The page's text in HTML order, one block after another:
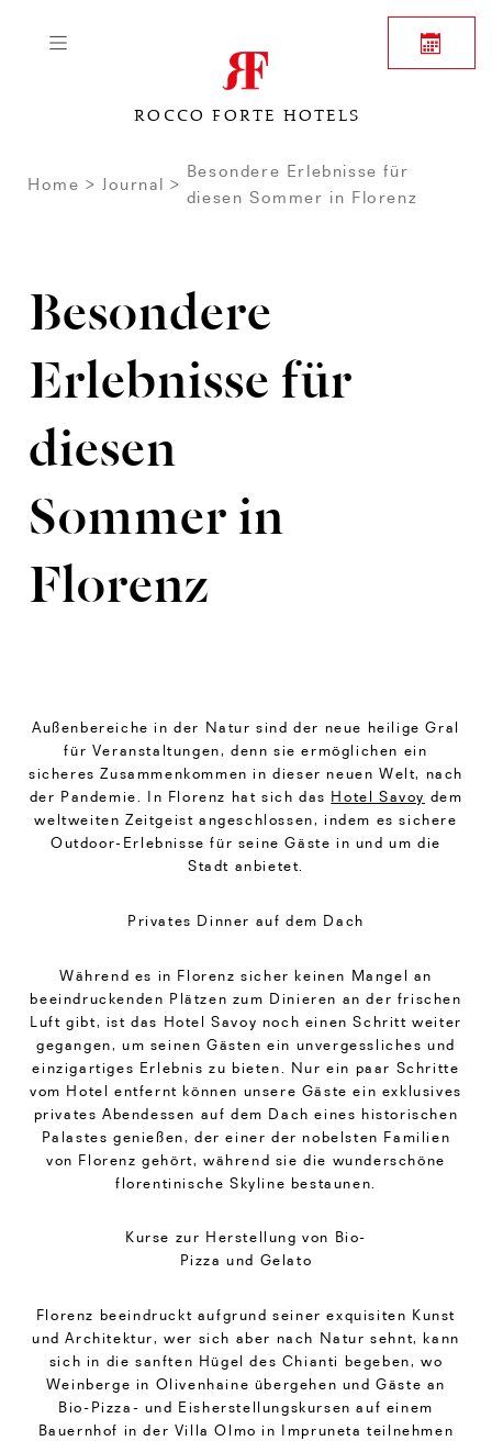
ROCCO FORTE HOTELS
Home Journal
Besondere Erlebnisse für
diesen Sommer in Florenz
Besondere
Erlebnisse für
diesen
Sommer in
Florenz
Außenbereiche in der Natur sind der neue heilige Gral
für Veranstaltungen, denn sie ermöglichen ein
sicheres Zusammenkommen in dieser neuen Welt, nach
der Pandemie. In Florenz hat sich das Hotel Savoy dem
weltweiten Zeitgeist angeschlossen, indem es sichere
Outdoor-Erlebnisse für seine Gäste in und um die
Stadt anbietet.
Privates Dinner auf dem Dach
Während es in Florenz sicher keinen Mangel an
beeindruckenden Plätzen zum Dinieren an der frischen
Luft gibt, ist das Hotel Savoy noch einen Schritt weiter
gegangen, um seinen Gästen ein unvergessliches und
einzigartiges Erlebnis zu bieten. Nur ein paar Schritte
vom Hotel entfernt können unsere Gäste ein exklusives
privates Abendessen auf dem Dach eines historischen
Palastes genießen, der einer der nobelsten Familien
von Florenz gehört, während sie die wunderschöne
florentinische Skyline bestaunen.
Kurse zur Herstellung von Bio-
Pizza und Gelato
Florenz beeindruckt aufgrund seiner exquisiten Kunst
und Architektur, wer sich aber nach Natur sehnt, kann
sich in die sanften Hügel des Chianti begeben, wo
Weinberge in Olivenhaine übergehen und Gäste an
Bio-Pizza- und Eisherstellungskursen auf einem
Bauernhof in der Villa Olmo in Impruneta teilnehmen